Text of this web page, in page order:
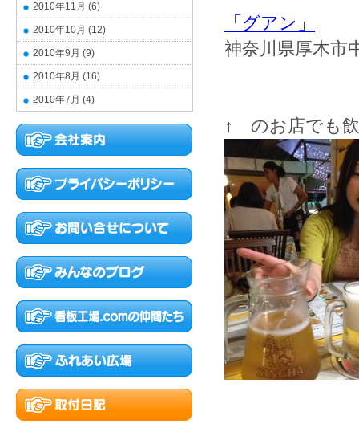
「グアン」
神奈川県厚木市
↑ のお店でも
2010年11月 (6)
2010年10月 (12)
2010年9月 (9)
2010年8月 (16)
2010年7月 (4)